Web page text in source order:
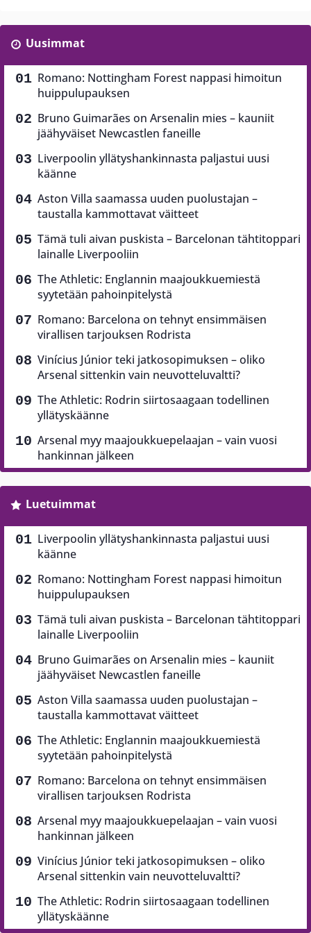
Uusimmat
Romano: Nottingham Forest nappasi himoitun
huippulupauksen
Bruno Guimarães on Arsenalin mies – kauniit
jäähyväiset Newcastlen faneille
Liverpoolin yllätyshankinnasta paljastui uusi
käänne
Aston Villa saamassa uuden puolustajan –
taustalla kammottavat väitteet
Tämä tuli aivan puskista – Barcelonan tähtitoppari
lainalle Liverpooliin
The Athletic: Englannin maajoukkuemiestä
syytetään pahoinpitelystä
Romano: Barcelona on tehnyt ensimmäisen
virallisen tarjouksen Rodrista
Vinícius Júnior teki jatkosopimuksen – oliko
Arsenal sittenkin vain neuvotteluvaltti?
The Athletic: Rodrin siirtosaagaan todellinen
yllätyskäänne
Arsenal myy maajoukkuepelaajan – vain vuosi
hankinnan jälkeen
Luetuimmat
Liverpoolin yllätyshankinnasta paljastui uusi
käänne
Romano: Nottingham Forest nappasi himoitun
huippulupauksen
Tämä tuli aivan puskista – Barcelonan tähtitoppari
lainalle Liverpooliin
Bruno Guimarães on Arsenalin mies – kauniit
jäähyväiset Newcastlen faneille
Aston Villa saamassa uuden puolustajan –
taustalla kammottavat väitteet
The Athletic: Englannin maajoukkuemiestä
syytetään pahoinpitelystä
Romano: Barcelona on tehnyt ensimmäisen
virallisen tarjouksen Rodrista
Arsenal myy maajoukkuepelaajan – vain vuosi
hankinnan jälkeen
Vinícius Júnior teki jatkosopimuksen – oliko
Arsenal sittenkin vain neuvotteluvaltti?
The Athletic: Rodrin siirtosaagaan todellinen
yllätyskäänne